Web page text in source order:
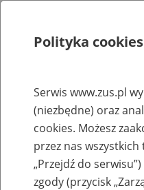
Rejestry, ewidencje i archiwa
Baza
Polityka cookies
Serwis www.zus.pl
(niezbędne) oraz
cookies. Możesz
przez nas
„Przejdź do
zgody (przycisk